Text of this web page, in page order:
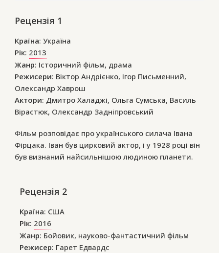
Рецензія 1
Країна: Україна
Рік: 2013
Жанр: Історичний фільм, драма
Режисери: Віктор Андрієнко, Ігор Письменний,
Олександр Хаврош
Актори: Дмитро Халаджі, Ольга Сумська, Василь
Вірастюк, Олександр Задніпровський
Фільм розповідає про українського силача Івана
Фірцака. Іван був цирковий актор, і у 1928 році він
був визнаний найсильнішою людиною планети.
Рецензія 2
Країна: США
Рік: 2016
Жанр: Бойовик, науково-фантастичний фільм
Режисер: Гарет Едвардс